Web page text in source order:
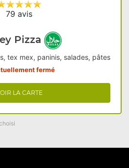
79 avis
Pizza
tex mex, paninis, salades, pâtes
fermé
LA CARTE